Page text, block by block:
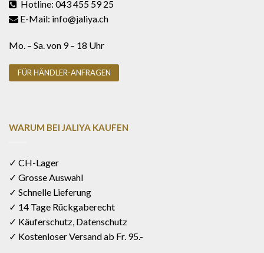
Hotline: 043 455 59 25
E-Mail: info@jaliya.ch
Mo. – Sa. von 9 – 18 Uhr
FÜR HÄNDLER-ANFRAGEN
WARUM BEI JALIYA KAUFEN
✓ CH-Lager
✓ Grosse Auswahl
✓ Schnelle Lieferung
✓ 14 Tage Rückgaberecht
✓ Käuferschutz, Datenschutz
✓ Kostenloser Versand ab Fr. 95.-